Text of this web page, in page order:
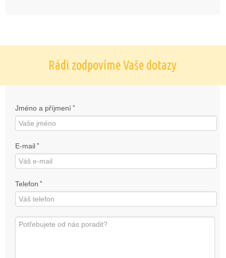
Rádi zodpovíme Vaše dotazy
Jméno a příjmení *
E-mail *
Telefon *